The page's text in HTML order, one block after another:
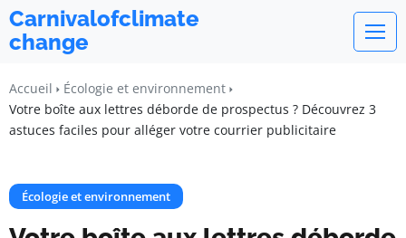
Carnivalofclimate
change
Accueil
Écologie et environnement
Votre boîte aux lettres déborde de prospectus ? Découvrez 3
astuces faciles pour alléger votre courrier publicitaire
Écologie et environnement